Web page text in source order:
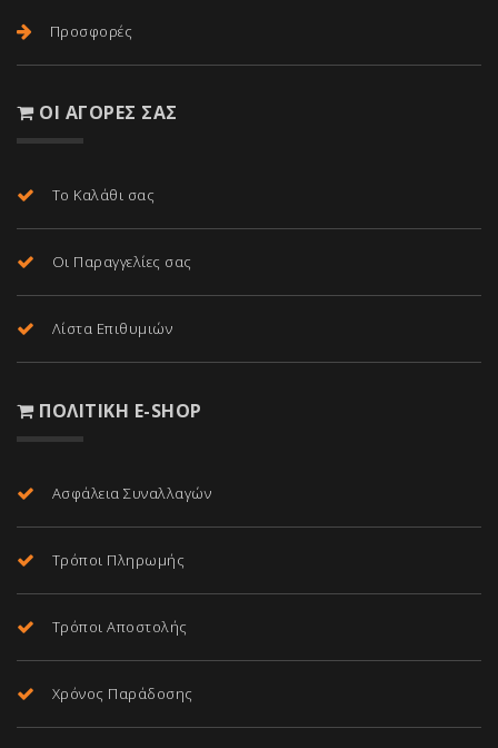
Προσφορές
ΟΙ ΑΓΟΡΈΣ ΣΑΣ
Το Καλάθι σας
Οι Παραγγελίες σας
Λίστα Επιθυμιών
ΠΟΛΙΤΙΚΉ E-SHOP
Ασφάλεια Συναλλαγών
Τρόποι Πληρωμής
Τρόποι Αποστολής
Χρόνος Παράδοσης